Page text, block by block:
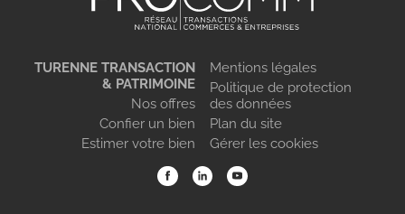
TURENNE TRANSACTION
& PATRIMOINE
Nos offres
Confier un bien
Estimer votre bien
Mentions légales
Politique de protection
des données
Plan du site
Gérer les cookies